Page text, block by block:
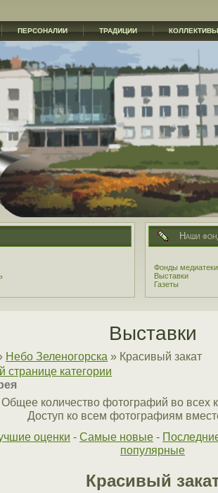
ПЕРСОНАЛИИ ТРАДИЦИИ КОЛЛЕКТИВЫ
Наши
Фонды медиатеки
Выставки
Газеты
Выставки
Небо Зеленогорска » Красивый закат
странице категории
Общее количество фотографий во всех
Доступ ко всем фотографиям
оценки - Самые новые -
популярные
Красивый